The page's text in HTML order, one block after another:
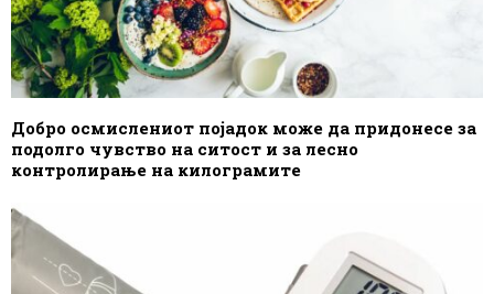
Добро осмислениот појадок може да придонесе за
подолго чувство на ситост и за лесно
контролирање на килограмите